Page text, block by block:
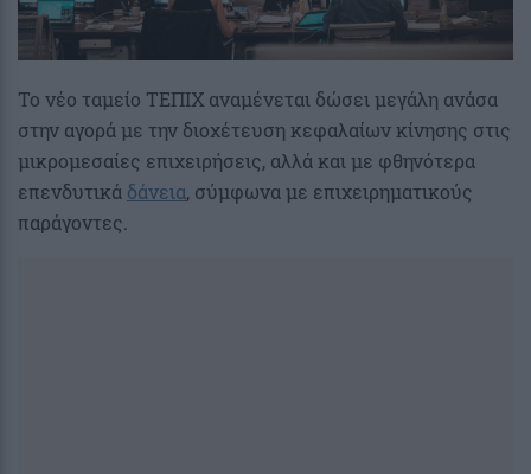
Το νέο ταμείο ΤΕΠΙΧ αναμένεται δώσει μεγάλη ανάσα
στην αγορά με την διοχέτευση κεφαλαίων κίνησης στις
μικρομεσαίες επιχειρήσεις, αλλά και με φθηνότερα
επενδυτικά δάνεια, σύμφωνα με επιχειρηματικούς
παράγοντες.